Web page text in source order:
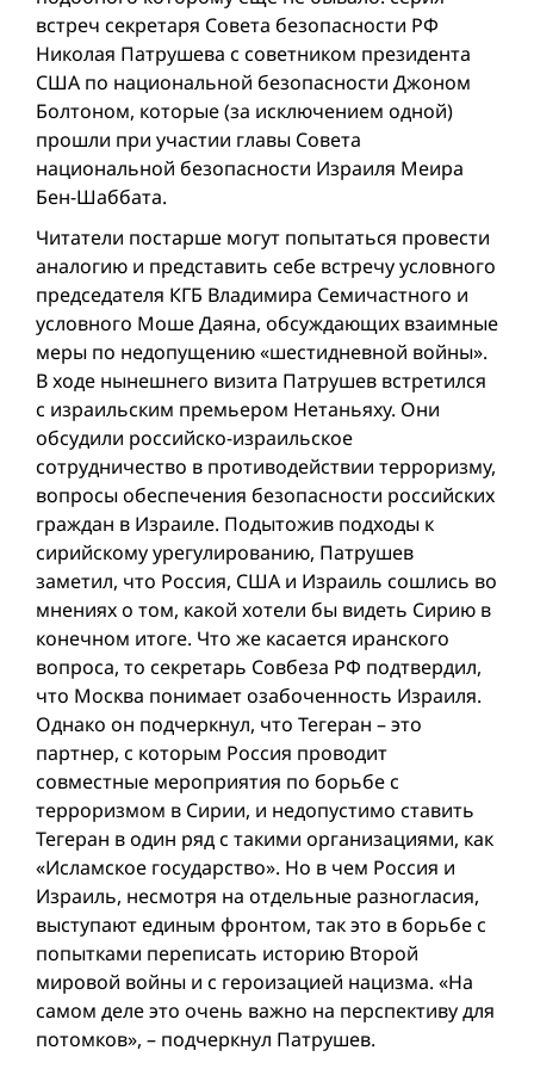
встреч секретаря Совета безопасности РФ
Николая Патрушева с советником президента
США по национальной безопасности Джоном
Болтоном, которые (за исключением одной)
прошли при участии главы Совета
национальной безопасности Израиля Меира
Бен-Шаббата.
Читатели постарше могут попытаться провести
аналогию и представить себе встречу условного
председателя КГБ Владимира Семичастного и
условного Моше Даяна, обсуждающих взаимные
меры по недопущению «шестидневной войны».
В ходе нынешнего визита Патрушев встретился
с израильским премьером Нетаньяху. Они
обсудили российско-израильское
сотрудничество в противодействии терроризму,
вопросы обеспечения безопасности российских
граждан в Израиле. Подытожив подходы к
сирийскому урегулированию, Патрушев
заметил, что Россия, США и Израиль сошлись во
мнениях о том, какой хотели бы видеть Сирию в
конечном итоге. Что же касается иранского
вопроса, то секретарь Совбеза РФ подтвердил,
что Москва понимает озабоченность Израиля.
Однако он подчеркнул, что Тегеран – это
партнер, с которым Россия проводит
совместные мероприятия по борьбе с
терроризмом в Сирии, и недопустимо ставить
Тегеран в один ряд с такими организациями, как
«Исламское государство». Но в чем Россия и
Израиль, несмотря на отдельные разногласия,
выступают единым фронтом, так это в борьбе с
попытками переписать историю Второй
мировой войны и с героизацией нацизма. «На
самом деле это очень важно на перспективу для
потомков», – подчеркнул Патрушев.